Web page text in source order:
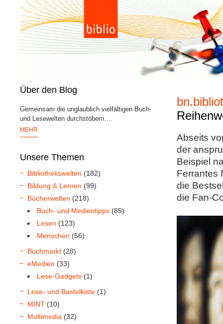
Über den Blog
Gemeinsam die unglaublich vielfältigen Buch-
und Lesewelten durchstöbern….
MEHR
Unsere Themen
Bibliothekswelten (182)
Bildung & Lernen (99)
Bücherwelten (218)
Buch- und Medientipps (85)
Lesen (123)
Menschen (56)
Buchmarkt (28)
eMedien (33)
Lese-Gadgets (1)
Lese- und Bastelkiste (1)
MINT (10)
Multimedia (32)
Abseits
der
Beispiel
Ferrantes
die
die Fan-